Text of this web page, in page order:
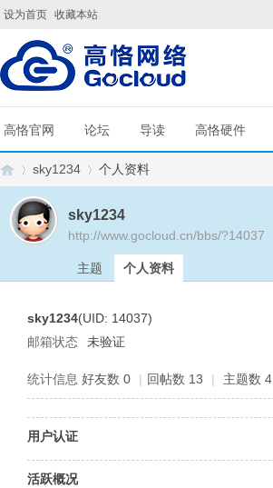
设为首页 收藏本站
高恪官网 论坛 导读 高恪硬件
sky1234
›
个人资料
sky1234
http://www.gocloud.cn/bbs/?14037
主题 个人资料
sky1234(UID: 14037)
邮箱状态
未验证
统计信息 好友数 0 | 回帖数 13 | 主题数 4
用户认证
活跃概况